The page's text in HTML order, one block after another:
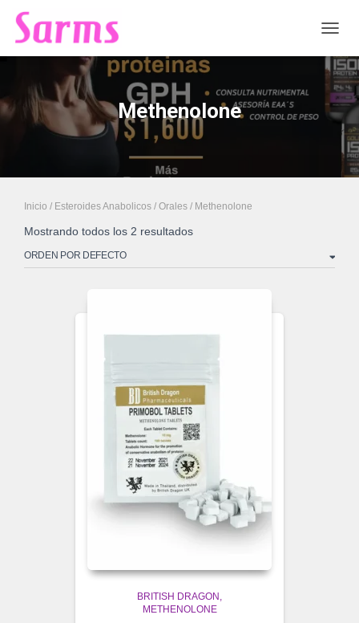
Methenolone
Inicio / Esteroides Anabolicos / Orales / Methenolone
Mostrando todos los 2 resultados
BRITISH DRAGON
METHENOLONE